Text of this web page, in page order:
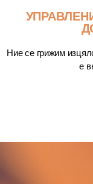
Ние се грижим
е